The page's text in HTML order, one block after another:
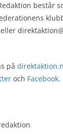
består
på
och Facebook.